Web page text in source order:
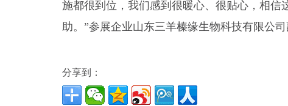
施都很到位，我们感到很暖心、很贴心，相
助。”参展企业山东三羊榛缘生物科技有限公司
分享到：